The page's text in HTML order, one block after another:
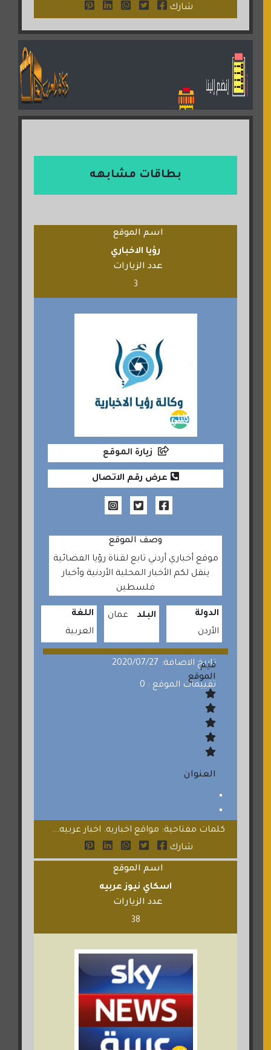
شارك
بطاقات مشابهه
اسم الموقع
رؤيا الاخباري
عدد الزيارات
3
زيارة الموقع
عرض رقم الاتصال
وصف الموقع
موقع أخباري أردني تابع لقناة رؤيا الفضائية
ينقل لكم الأخبار المحلية الأردنية وأخبار
فلسطين
الدولة
الأردن
البلد عمان
اللغة
العربية
تاريخ الاضافة: 2020/07/27
تقييمات الموقع : 0
قيم
الموقع
العنوان
كلمات مفتاحية: مواقع اخباريه. اخبار عربيه...
شارك
اسم الموقع
اسكاي نيوز عربيه
عدد الزيارات
38